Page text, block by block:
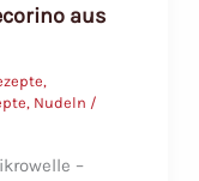
aus
,
, Nudeln /
–